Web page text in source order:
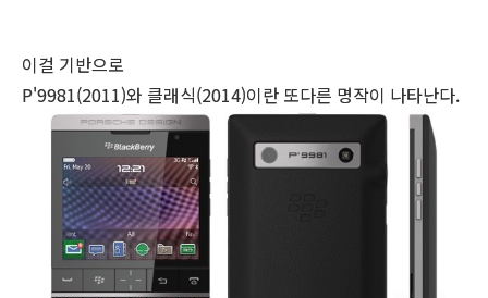
이걸 기반으로
P'9981(2011)와 클래식(2014)이란 또다른 명작이 나타난다.